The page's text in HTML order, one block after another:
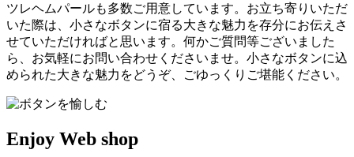
ツレヘムパールも多数ご用意しています。お立ち寄りいただ
いた際は、小さなボタンに宿る大きな魅力を存分にお伝えさ
せていただければと思います。何かご質問等ございました
ら、お気軽にお問い合わせくださいませ。小さなボタンに込
められた大きな魅力をどうぞ、ごゆっくりご堪能ください。
Enjoy Web shop